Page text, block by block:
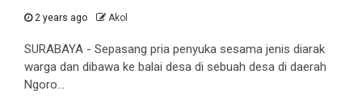
2 years ago Akol
SURABAYA - Sepasang pria penyuka sesama jenis diarak
warga dan dibawa ke balai desa di sebuah desa di daerah
Ngoro...